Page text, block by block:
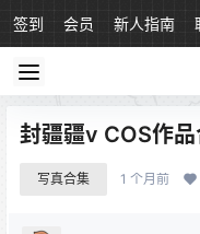
签到 会员 新人指南
封疆疆v COS作
写真合集 1 个月前